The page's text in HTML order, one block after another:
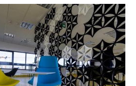
Następny